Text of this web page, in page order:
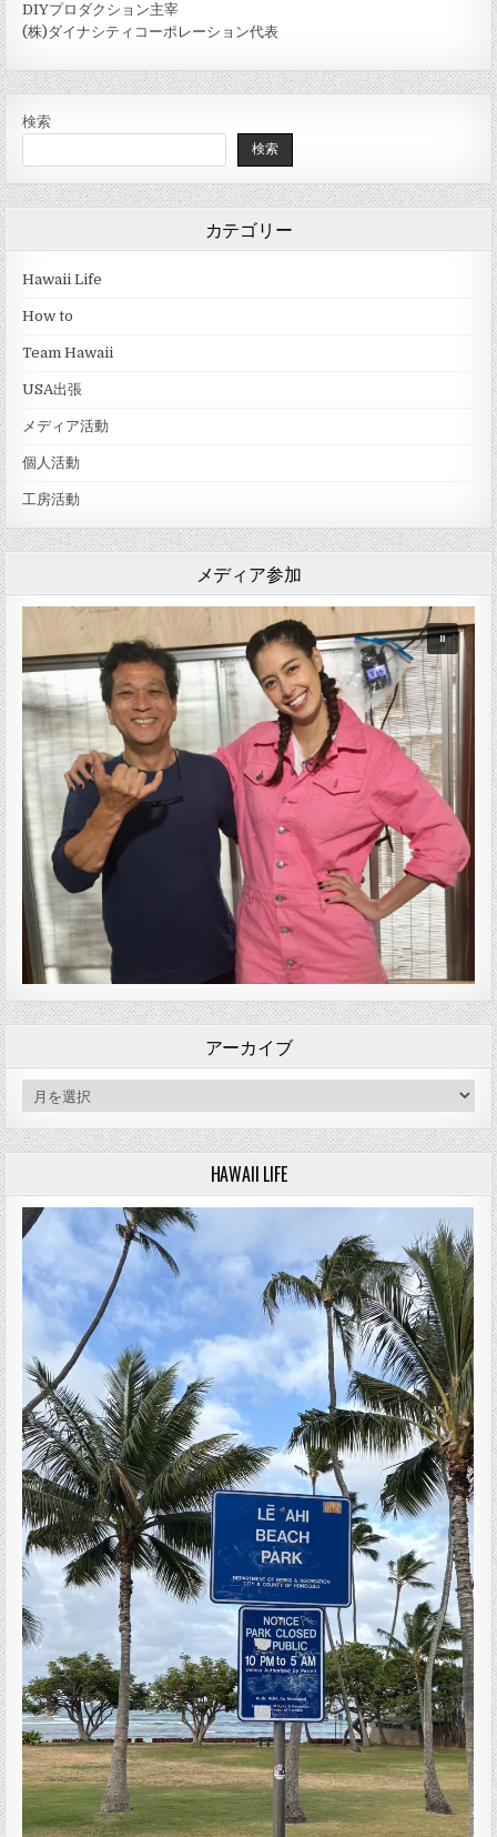
DIYプロダクション主宰
(株)ダイナシティコーポレーション代表
検索
検索
カテゴリー
Hawaii Life
How to
Team Hawaii
USA出張
メディア活動
個人活動
工房活動
メディア参加
アーカイブ
アーカイブ
HAWAII LIFE